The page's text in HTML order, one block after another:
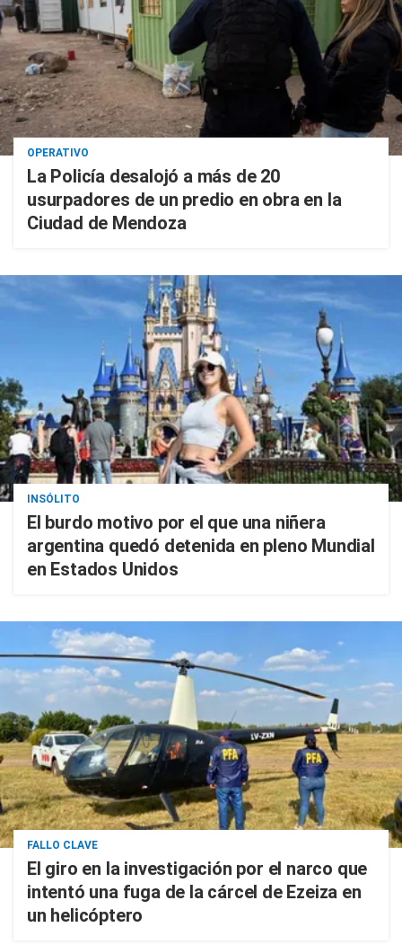
OPERATIVO
La Policía desalojó a más de 20
usurpadores de un predio en obra en la
Ciudad de Mendoza
INSÓLITO
El burdo motivo por el que una niñera
argentina quedó detenida en pleno Mundial
en Estados Unidos
FALLO CLAVE
El giro en la investigación por el narco que
intentó una fuga de la cárcel de Ezeiza en
un helicóptero